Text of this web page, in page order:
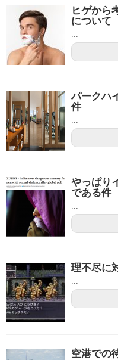
ヒゲから
について
パークハ
件
やっぱり
である件
理不尽に
空港での